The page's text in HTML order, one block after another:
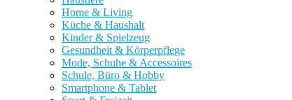
Home & Living
Küche & Haushalt
Kinder & Spielzeug
Gesundheit & Körperpflege
Mode, Schuhe & Accessoires
Schule, Büro & Hobby
Smartphone & Tablet